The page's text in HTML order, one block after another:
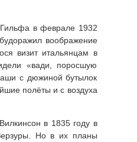
в феврале 1932
воображение
визит итальянцам в
«вади, поросшую
с дюжиной бутылок
полёты и с воздуха
в 1835 году в
Но в их планы